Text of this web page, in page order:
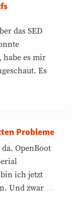
das SED
es mir
Es
Probleme
OpenBoot
ich jetzt
Und zwar …